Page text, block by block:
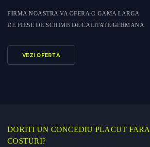
FIRMA NOASTRA VA OFERA O GAMA LARGA
DE PIESE DE SCHIMB DE CALITATE GERMANA
VEZI OFERTA
DORITI UN CONCEDIU PLACUT
COSTURI?